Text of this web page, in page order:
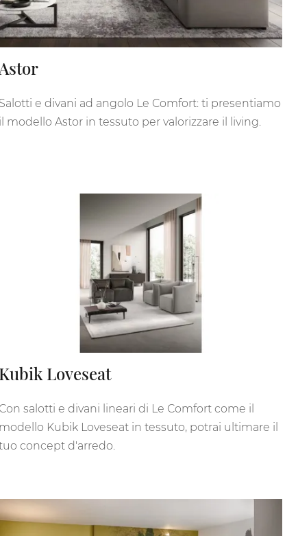
Astor
Salotti e divani ad angolo Le Comfort: ti presentiamo
il modello Astor in tessuto per valorizzare il living.
Kubik Loveseat
Con salotti e divani lineari di Le Comfort come il
modello Kubik Loveseat in tessuto, potrai ultimare il
concept d'arredo.